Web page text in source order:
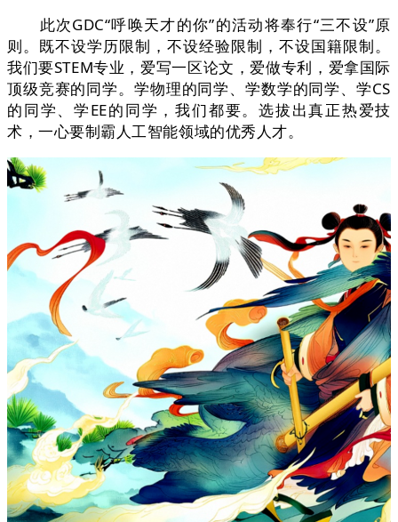
此次GDC“呼唤天才的你”的活动将奉行“三不设”原
则。既不设学历限制，不设经验限制，不设国籍限制。
我们要STEM专业，爱写一区论文，爱做专利，爱拿国际
顶级竞赛的同学。学物理的同学、学数学的同学、学CS
的同学、学EE的同学，我们都要。选拔出真正热爱技
术，一心要制霸人工智能领域的优秀人才。